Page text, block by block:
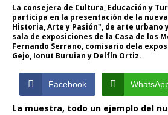
La consejera de Cultura, Educación y
participa en la presentación de la
Historia, Arte y Pasión", de arte urbano
sala de exposiciones de la Casa de los
Fernando Serrano, comisario dela
Gejo, Ionut Buruian y Delfín Ortiz.
Facebook
La muestra, todo un ejemplo del